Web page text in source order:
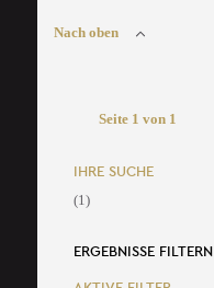
Nach oben
Seite 1 von 1
IHRE SUCHE
(1)
ERGEBNISSE FILTERN